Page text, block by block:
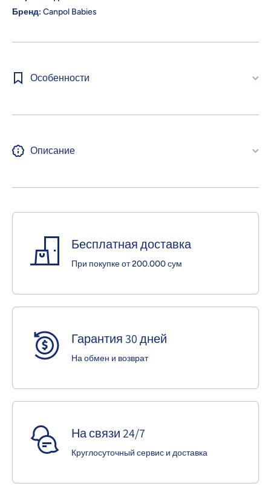
Бренд: Canpol Babies
Особенности
Описание
Бесплатная доставка
При покупке от 200.000 сум
Гарантия 30 дней
На обмен и возврат
На связи 24/7
Круглосуточный сервис и доставка